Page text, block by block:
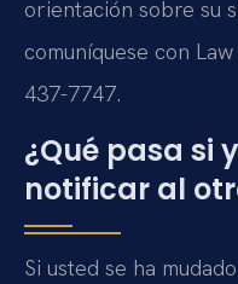
orientación sobre su
comuníquese con Law
437-7747.
¿Qué pasa si
notificar al
Si usted se ha